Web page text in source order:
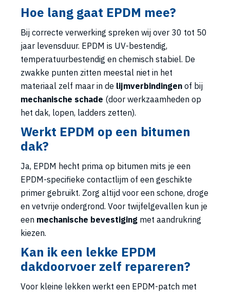
Hoe lang gaat EPDM mee?
Bij correcte verwerking spreken wij over 30 tot 50
jaar levensduur. EPDM is UV-bestendig,
temperatuurbestendig en chemisch stabiel. De
zwakke punten zitten meestal niet in het
materiaal zelf maar in de lijmverbindingen of bij
mechanische schade (door werkzaamheden op
het dak, lopen, ladders zetten).
Werkt EPDM op een bitumen
dak?
Ja, EPDM hecht prima op bitumen mits je een
EPDM-specifieke contactlijm of een geschikte
primer gebruikt. Zorg altijd voor een schone, droge
en vetvrije ondergrond. Voor twijfelgevallen kun je
een mechanische bevestiging met aandrukring
kiezen.
Kan ik een lekke EPDM
dakdoorvoer zelf repareren?
Voor kleine lekken werkt een EPDM-patch met